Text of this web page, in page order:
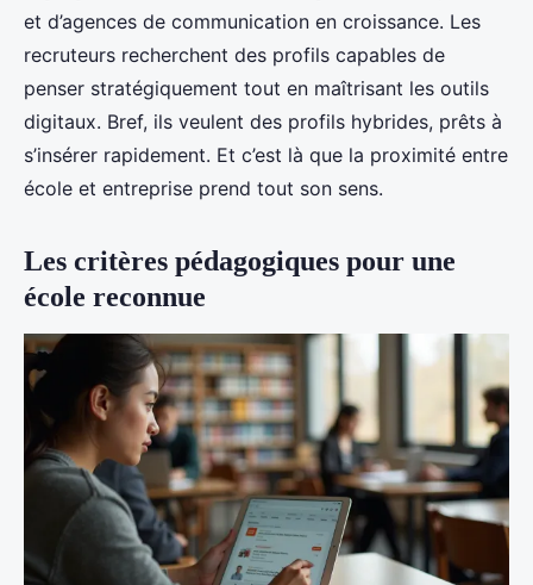
et d’agences de communication en croissance. Les
recruteurs recherchent des profils capables de
penser stratégiquement tout en maîtrisant les outils
digitaux. Bref, ils veulent des profils hybrides, prêts à
s’insérer rapidement. Et c’est là que la proximité entre
école et entreprise prend tout son sens.
Les critères pédagogiques pour une
école reconnue